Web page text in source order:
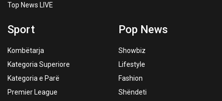
Top News LIVE
Sport
Kombëtarja
Kategoria Superiore
Kategoria e Parë
Premier League
Pop News
Showbiz
Lifestyle
Fashion
Shëndeti